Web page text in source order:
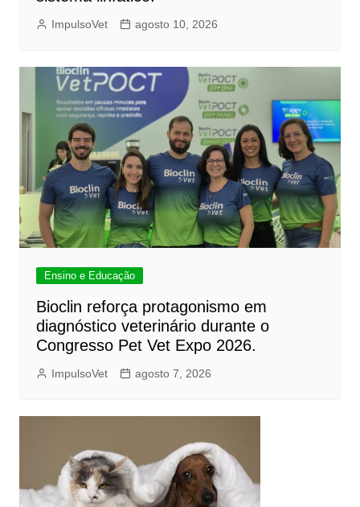
ImpulsoVet agosto 10, 2026
Ensino e Educação
Bioclin reforça protagonismo em
diagnóstico veterinário durante o
Congresso Pet Vet Expo 2026.
ImpulsoVet agosto 7, 2026